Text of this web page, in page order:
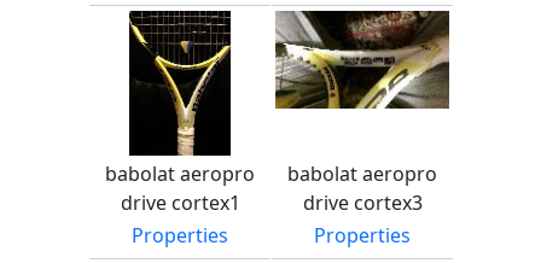
babolat aeropro
drive cortex1
Properties
babolat aeropro
drive cortex3
Properties